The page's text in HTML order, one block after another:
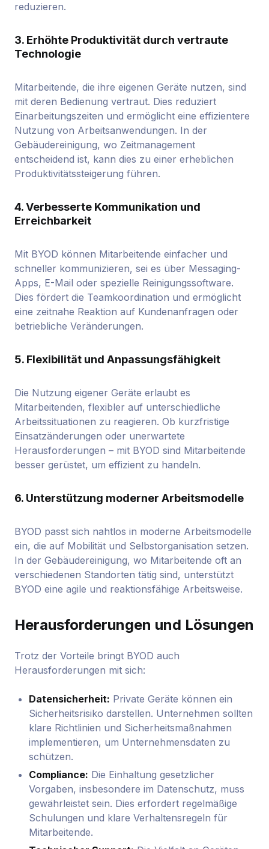
reduzieren.
3. Erhöhte Produktivität durch vertraute
Technologie
Mitarbeitende, die ihre eigenen Geräte nutzen, sind
mit deren Bedienung vertraut. Dies reduziert
Einarbeitungszeiten und ermöglicht eine effizientere
Nutzung von Arbeitsanwendungen. In der
Gebäudereinigung, wo Zeitmanagement
entscheidend ist, kann dies zu einer erheblichen
Produktivitätssteigerung führen.
4. Verbesserte Kommunikation und
Erreichbarkeit
Mit BYOD können Mitarbeitende einfacher und
schneller kommunizieren, sei es über Messaging-
Apps, E-Mail oder spezielle Reinigungssoftware.
Dies fördert die Teamkoordination und ermöglicht
eine zeitnahe Reaktion auf Kundenanfragen oder
betriebliche Veränderungen.
5. Flexibilität und Anpassungsfähigkeit
Die Nutzung eigener Geräte erlaubt es
Mitarbeitenden, flexibler auf unterschiedliche
Arbeitssituationen zu reagieren. Ob kurzfristige
Einsatzänderungen oder unerwartete
Herausforderungen – mit BYOD sind Mitarbeitende
besser gerüstet, um effizient zu handeln.
6. Unterstützung moderner Arbeitsmodelle
BYOD passt sich nahtlos in moderne Arbeitsmodelle
ein, die auf Mobilität und Selbstorganisation setzen.
In der Gebäudereinigung, wo Mitarbeitende oft an
verschiedenen Standorten tätig sind, unterstützt
BYOD eine agile und reaktionsfähige Arbeitsweise.
Herausforderungen und Lösungen
Trotz der Vorteile bringt BYOD auch
Herausforderungen mit sich:
Datensicherheit: Private Geräte können ein
Sicherheitsrisiko darstellen. Unternehmen sollten
klare Richtlinien und Sicherheitsmaßnahmen
implementieren, um Unternehmensdaten zu
schützen.
Compliance: Die Einhaltung gesetzlicher
Vorgaben, insbesondere im Datenschutz, muss
gewährleistet sein. Dies erfordert regelmäßige
Schulungen und klare Verhaltensregeln für
Mitarbeitende.